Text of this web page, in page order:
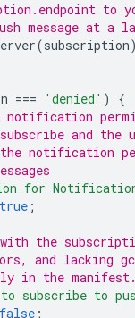
to
message at a
(subscription
=== 'denied' )
{
notification
and the
notification
for
true ;
the
and lacking
in the
to subscribe to
false ;